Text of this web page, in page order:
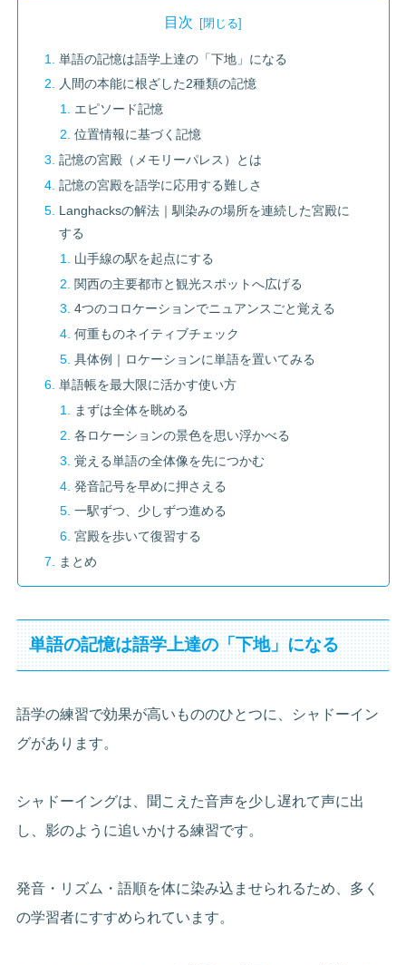
目次
単語の記憶は語学上達の「下地」になる
人間の本能に根ざした2種類の記憶
エピソード記憶
位置情報に基づく記憶
記憶の宮殿（メモリーパレス）とは
記憶の宮殿を語学に応用する難しさ
Langhacksの解法｜馴染みの場所を連続した宮殿に
する
山手線の駅を起点にする
関西の主要都市と観光スポットへ広げる
4つのコロケーションでニュアンスごと覚える
何重ものネイティブチェック
具体例｜ロケーションに単語を置いてみる
単語帳を最大限に活かす使い方
まずは全体を眺める
各ロケーションの景色を思い浮かべる
覚える単語の全体像を先につかむ
発音記号を早めに押さえる
一駅ずつ、少しずつ進める
宮殿を歩いて復習する
まとめ
単語の記憶は語学上達の「下地」になる
語学の練習で効果が高いもののひとつに、シャドーイン
グがあります。
シャドーイングは、聞こえた音声を少し遅れて声に出
し、影のように追いかける練習です。
発音・リズム・語順を体に染み込ませられるため、多く
の学習者にすすめられています。